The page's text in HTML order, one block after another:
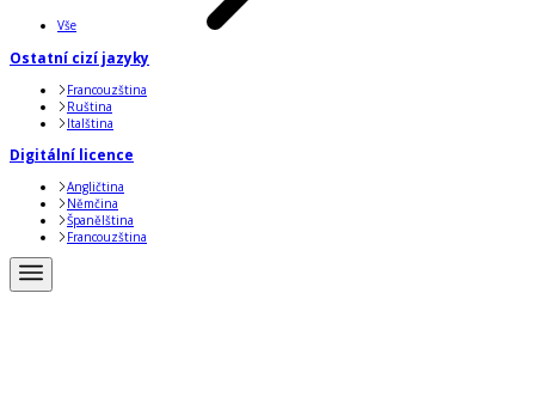
Vše
Ostatní cizí jazyky
Francouzština
Ruština
Italština
Digitální licence
Angličtina
Němčina
Španělština
Francouzština